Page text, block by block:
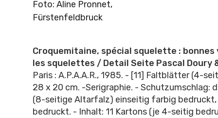
Foto: Aline Pronnet,
Fürstenfeldbruck
Croquemitaine, spécial squelette : bonnes
les squelettes / Detail Seite Pascal Doury
Paris : A.P.A.A.R., 1985. - [11] Faltblätter (4-
28 x 20 cm. -Serigraphie. - Schutzumschlag:
(8-seitige Altarfalz) einseitig farbig
bedruckt. - Inhalt: 11 Kartons (je 4-seitig